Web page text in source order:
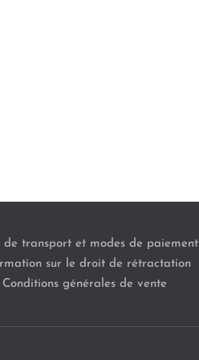
de transport et modes de paiement
sur le droit de rétractation
Conditions générales de vente